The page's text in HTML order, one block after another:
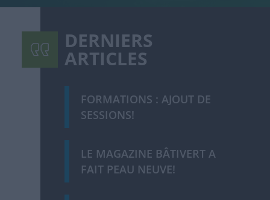
DERNIERS
ARTICLES
FORMATIONS : AJOUT DE
SESSIONS!
LE MAGAZINE BÂTIVERT A
FAIT PEAU NEUVE!